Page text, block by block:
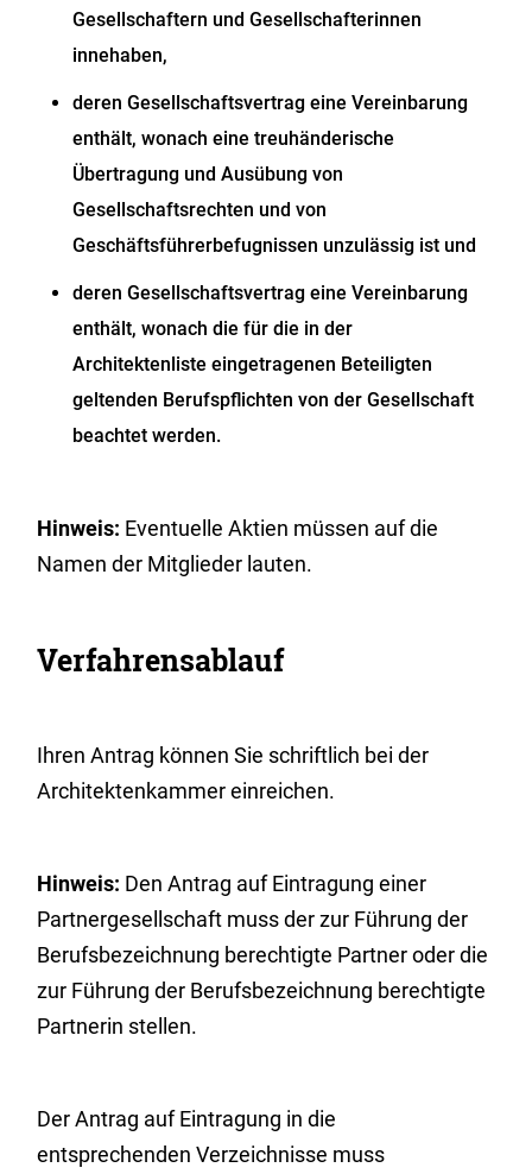
Gesellschaftern und Gesellschafterinnen
innehaben,
deren Gesellschaftsvertrag eine Vereinbarung
enthält, wonach eine treuhänderische
Übertragung und Ausübung von
Gesellschaftsrechten und von
Geschäftsführerbefugnissen unzulässig ist und
deren Gesellschaftsvertrag eine Vereinbarung
enthält, wonach die für die in der
Architektenliste eingetragenen Beteiligten
geltenden Berufspflichten von der Gesellschaft
beachtet werden.
Hinweis: Eventuelle Aktien müssen auf die
Namen der Mitglieder lauten.
Verfahrensablauf
Ihren Antrag können Sie schriftlich bei der
Architektenkammer einreichen.
Hinweis: Den Antrag auf Eintragung einer
Partnergesellschaft muss der zur Führung der
Berufsbezeichnung berechtigte Partner oder die
zur Führung der Berufsbezeichnung berechtigte
Partnerin stellen.
Der Antrag auf Eintragung in die
entsprechenden Verzeichnisse muss